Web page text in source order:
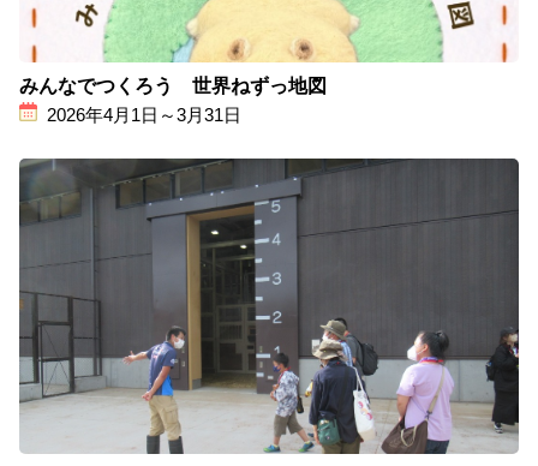
みんなでつくろう 世界ねずっ地図
2026年4月1日～3月31日